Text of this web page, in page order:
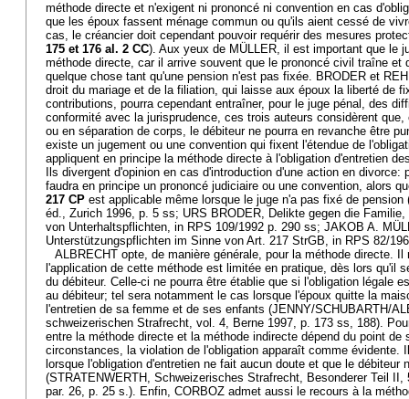
méthode directe et n'exigent ni prononcé ni convention en cas
que les époux fassent ménage commun ou qu'ils aient cessé de
cas, le créancier doit cependant pouvoir requérir des mesures
175 et 176 al. 2 CC). Aux yeux de MÜLLER, il est important que le
méthode directe, car il arrive souvent que le prononcé civil traîne et
quelque chose tant qu'une pension n'est pas fixée. BRODER et
droit du mariage et de la filiation, qui laisse aux époux la liberté de
contributions, pourra cependant entraîner, pour le juge pénal, des
conformité avec la jurisprudence, ces trois auteurs considèrent
ou en séparation de corps, le débiteur ne pourra en revanche être
existe un jugement ou une convention qui fixent l'étendue de
appliquent en principe la méthode directe à l'obligation d'entretien
Ils divergent d'opinion en cas d'introduction d'une action en
faudra en principe un prononcé judiciaire ou une convention, alors
217 CP est applicable même lorsque le juge n'a pas fixé de
éd., Zurich 1996, p. 5 ss; URS BRODER, Delikte gegen die
von Unterhaltspflichten, in RPS 109/1992 p. 290 ss; JAKOB A.
Unterstützungspflichten im Sinne von Art. 217 StrGB, in RPS 82/
ALBRECHT opte, de manière générale, pour la méthode directe. Il
l'application de cette méthode est limitée en pratique, dès lors qu'il
du débiteur. Celle-ci ne pourra être établie que si l'obligation légale
au débiteur; tel sera notamment le cas lorsque l'époux quitte la
l'entretien de sa femme et de ses enfants (JENNY/SCHUBARTH/
schweizerischen Strafrecht, vol. 4, Berne 1997, p. 173 ss, 188).
entre la méthode directe et la méthode indirecte dépend du point de
circonstances, la violation de l'obligation apparaît comme évidente.
lorsque l'obligation d'entretien ne fait aucun doute et que le débiteur
(STRATENWERTH, Schweizerisches Strafrecht, Besonderer Teil
par. 26, p. 25 s.). Enfin, CORBOZ admet aussi le recours à la